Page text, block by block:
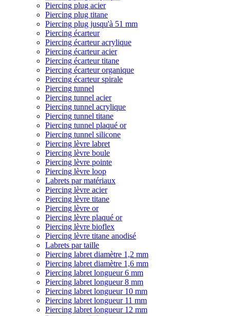
Piercing plug acier
Piercing plug titane
Piercing plug jusqu'à 51 mm
Piercing écarteur
Piercing écarteur acrylique
Piercing écarteur acier
Piercing écarteur titane
Piercing écarteur organique
Piercing écarteur spirale
Piercing tunnel
Piercing tunnel acier
Piercing tunnel acrylique
Piercing tunnel titane
Piercing tunnel plaqué or
Piercing tunnel silicone
Piercing lèvre labret
Piercing lèvre boule
Piercing lèvre pointe
Piercing lèvre loop
Labrets par matériaux
Piercing lèvre acier
Piercing lèvre titane
Piercing lèvre or
Piercing lèvre plaqué or
Piercing lèvre bioflex
Piercing lèvre titane anodisé
Labrets par taille
Piercing labret diamètre 1,2 mm
Piercing labret diamètre 1,6 mm
Piercing labret longueur 6 mm
Piercing labret longueur 8 mm
Piercing labret longueur 10 mm
Piercing labret longueur 11 mm
Piercing labret longueur 12 mm